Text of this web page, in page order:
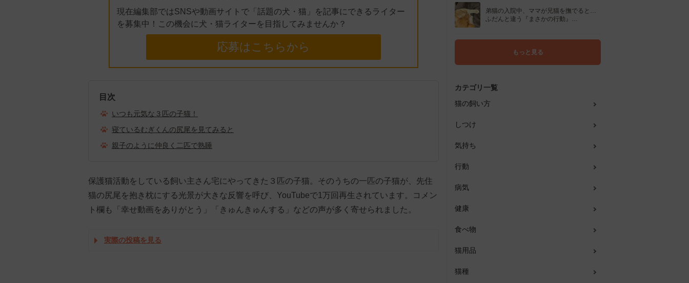
現在編集部ではSNSや動画サイトで「話題の犬・猫」を記事にできるライター
を募集中！この機会に犬・猫ライターを目指してみませんか？
応募はこちらから
目次
いつも元気な３匹の子猫！
寝ているむぎくんの尻尾を見てみると
親子のように仲良く二匹で熟睡
保護猫活動をしている飼い主さん宅にやってきた３匹の子猫。そのうちの一匹の子猫が、先住
猫の尻尾を抱き枕にする光景が大きな反響を呼び、YouTubeで1万回再生されています。コメン
ト欄も「幸せ動画をありがとう」「きゅんきゅんする」などの声が多く寄せられました。
実際の投稿を見る
弟猫の入院中、ママが兄猫を撫でると…
ふだんと違う『まさかの行動』…
もっと見る
カテゴリ一覧
猫の飼い方
しつけ
気持ち
行動
病気
健康
食べ物
猫用品
猫種